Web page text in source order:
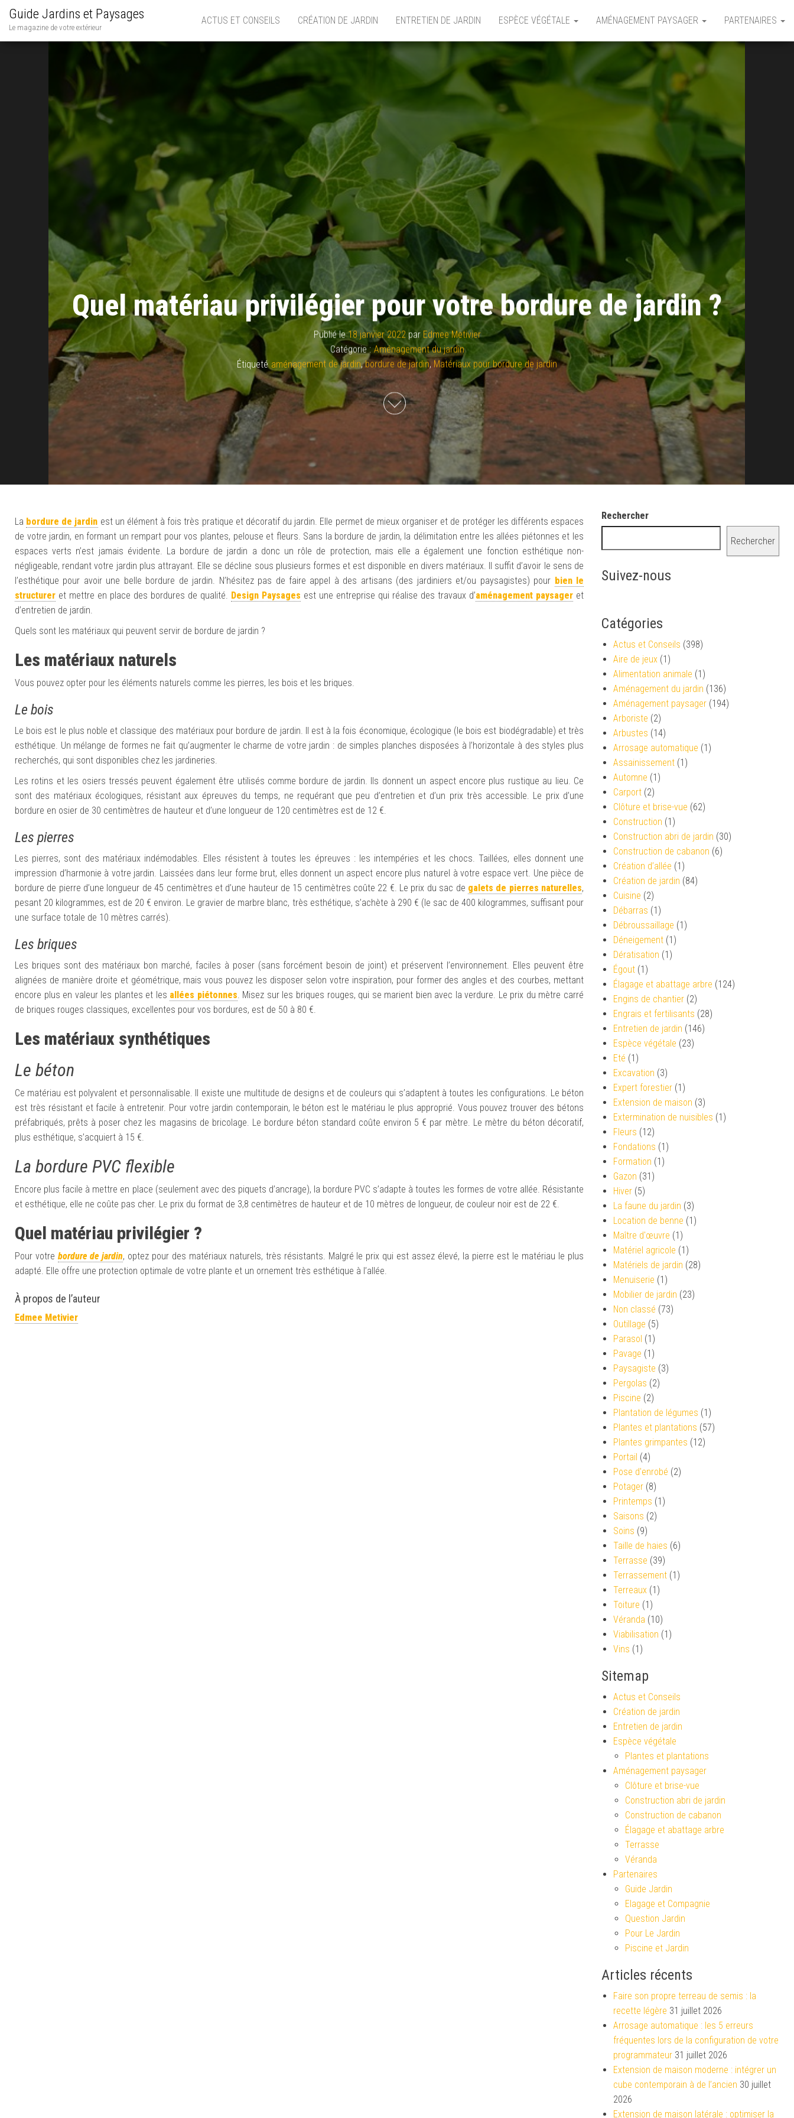
Guide Jardins et Paysages
Le magazine de votre extérieur
ACTUS ET CONSEILS CRÉATION DE JARDIN ENTRETIEN DE JARDIN ESPÈCE VÉGÉTALE AMÉNAGEMENT PAYSAGER PARTENAIRES
Quel matériau privilégier pour votre bordure de jardin ?
Publié le18 janvier 2022par Edmee Metivier
Catégorie : Aménagement du jardin
Étiqueté aménagement de jardin,bordure de jardin, Matériaux pour bordure de jardin
La bordure de jardin est un élément à fois très pratique et décoratif du jardin. Elle permet de mieux organiser et de protéger les différents espaces
de votre jardin, en formant un rempart pour vos plantes, pelouse et fleurs. Sans la bordure de jardin, la délimitation entre les allées piétonnes et les
espaces verts n’est jamais évidente. La bordure de jardin a donc un rôle de protection, mais elle a également une fonction esthétique non-
négligeable, rendant votre jardin plus attrayant. Elle se décline sous plusieurs formes et est disponible en divers matériaux. Il suffit d’avoir le sens de
l’esthétique pour avoir une belle bordure de jardin. N’hésitez pas de faire appel à des artisans (des jardiniers et/ou paysagistes) pour bien le
structurer et mettre en place des bordures de qualité. Design Paysages est une entreprise qui réalise des travaux d’aménagement paysager et
d’entretien de jardin.
Quels sont les matériaux qui peuvent servir de bordure de jardin ?
Les matériaux naturels
Vous pouvez opter pour les éléments naturels comme les pierres, les bois et les briques.
Le bois
Le bois est le plus noble et classique des matériaux pour bordure de jardin. Il est à la fois économique, écologique (le bois est biodégradable) et très
esthétique. Un mélange de formes ne fait qu’augmenter le charme de votre jardin : de simples planches disposées à l’horizontale à des styles plus
recherchés, qui sont disponibles chez les jardineries.
Les rotins et les osiers tressés peuvent également être utilisés comme bordure de jardin. Ils donnent un aspect encore plus rustique au lieu. Ce
sont des matériaux écologiques, résistant aux épreuves du temps, ne requérant que peu d’entretien et d’un prix très accessible. Le prix d’une
bordure en osier de 30 centimètres de hauteur et d’une longueur de 120 centimètres est de 12 €.
Les pierres
Les pierres, sont des matériaux indémodables. Elles résistent à toutes les épreuves : les intempéries et les chocs. Taillées, elles donnent une
impression d’harmonie à votre jardin. Laissées dans leur forme brut, elles donnent un aspect encore plus naturel à votre espace vert. Une pièce de
bordure de pierre d’une longueur de 45 centimètres et d’une hauteur de 15 centimètres coûte 22 €. Le prix du sac de galets de pierres naturelles,
pesant 20 kilogrammes, est de 20 € environ. Le gravier de marbre blanc, très esthétique, s’achète à 290 € (le sac de 400 kilogrammes, suffisant pour
une surface totale de 10 mètres carrés).
Les briques
Les briques sont des matériaux bon marché, faciles à poser (sans forcément besoin de joint) et préservent l’environnement. Elles peuvent être
alignées de manière droite et géométrique, mais vous pouvez les disposer selon votre inspiration, pour former des angles et des courbes, mettant
encore plus en valeur les plantes et les allées piétonnes. Misez sur les briques rouges, qui se marient bien avec la verdure. Le prix du mètre carré
de briques rouges classiques, excellentes pour vos bordures, est de 50 à 80 €.
Les matériaux synthétiques
Le béton
Ce matériau est polyvalent et personnalisable. Il existe une multitude de designs et de couleurs qui s’adaptent à toutes les configurations. Le béton
est très résistant et facile à entretenir. Pour votre jardin contemporain, le béton est le matériau le plus approprié. Vous pouvez trouver des bétons
préfabriqués, prêts à poser chez les magasins de bricolage. Le bordure béton standard coûte environ 5 € par mètre. Le mètre du béton décoratif,
plus esthétique, s’acquiert à 15 €.
La bordure PVC flexible
Encore plus facile à mettre en place (seulement avec des piquets d’ancrage), la bordure PVC s’adapte à toutes les formes de votre allée. Résistante
et esthétique, elle ne coûte pas cher. Le prix du format de 3,8 centimètres de hauteur et de 10 mètres de longueur, de couleur noir est de 22 €.
Quel matériau privilégier ?
Pour votre bordure de jardin, optez pour des matériaux naturels, très résistants. Malgré le prix qui est assez élevé, la pierre est le matériau le plus
adapté. Elle offre une protection optimale de votre plante et un ornement très esthétique à l’allée.
À propos de l’auteur
Edmee Metivier
Rechercher
Rechercher
Suivez-nous
Catégories
Actus et Conseils (398)
Aire de jeux (1)
Alimentation animale (1)
Aménagement du jardin (136)
Aménagement paysager (194)
Arboriste (2)
Arbustes (14)
Arrosage automatique (1)
Assainissement (1)
Automne (1)
Carport (2)
Clôture et brise-vue (62)
Construction (1)
Construction abri de jardin (30)
Construction de cabanon (6)
Création d’allée (1)
Création de jardin (84)
Cuisine (2)
Débarras (1)
Débroussaillage (1)
Déneigement (1)
Dératisation (1)
Égout (1)
Élagage et abattage arbre (124)
Engins de chantier (2)
Engrais et fertilisants (28)
Entretien de jardin (146)
Espèce végétale (23)
Eté (1)
Excavation (3)
Expert forestier (1)
Extension de maison (3)
Extermination de nuisibles (1)
Fleurs (12)
Fondations (1)
Formation (1)
Gazon (31)
Hiver (5)
La faune du jardin (3)
Location de benne (1)
Maître d'œuvre (1)
Matériel agricole (1)
Matériels de jardin (28)
Menuiserie (1)
Mobilier de jardin (23)
Non classé (73)
Outillage (5)
Parasol (1)
Pavage (1)
Paysagiste (3)
Pergolas (2)
Piscine (2)
Plantation de légumes (1)
Plantes et plantations (57)
Plantes grimpantes (12)
Portail (4)
Pose d'enrobé (2)
Potager (8)
Printemps (1)
Saisons (2)
Soins (9)
Taille de haies (6)
Terrasse (39)
Terrassement (1)
Terreaux (1)
Toiture (1)
Véranda (10)
Viabilisation (1)
Vins (1)
Sitemap
Actus et Conseils
Création de jardin
Entretien de jardin
Espèce végétale
Plantes et plantations
Aménagement paysager
Clôture et brise-vue
Construction abri de jardin
Construction de cabanon
Élagage et abattage arbre
Terrasse
Véranda
Partenaires
Guide Jardin
Elagage et Compagnie
Question Jardin
Pour Le Jardin
Piscine et Jardin
Articles récents
Faire son propre terreau de semis : la
recette légère 31 juillet 2026
Arrosage automatique : les 5 erreurs
fréquentes lors de la configuration de votre
programmateur 31 juillet 2026
Extension de maison moderne : intégrer un
cube contemporain à de l’ancien 30 juillet
2026
Extension de maison latérale : optimiser la